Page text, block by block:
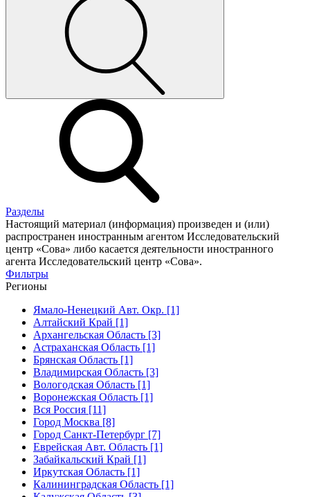
Разделы
Настоящий материал (информация) произведен и (или)
распространен иностранным агентом Исследовательский
центр «Сова» либо касается деятельности иностранного
агента Исследовательский центр «Сова».
Фильтры
Регионы
Ямало-Ненецкий Авт. Окр. [1]
Алтайский Край [1]
Архангельская Область [3]
Астраханская Область [1]
Брянская Область [1]
Владимирская Область [3]
Вологодская Область [1]
Воронежская Область [1]
Вся Россия [11]
Город Москва [8]
Город Санкт-Петербург [7]
Еврейская Авт. Область [1]
Забайкальский Край [1]
Иркутская Область [1]
Калининградская Область [1]